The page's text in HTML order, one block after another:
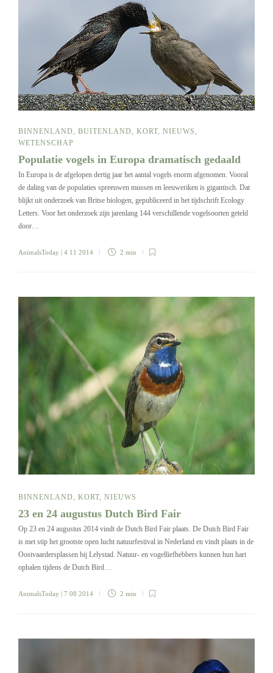
BINNENLAND, BUITENLAND, KORT, NIEUWS,
WETENSCHAP
Populatie vogels in Europa dramatisch gedaald
In Europa is de afgelopen dertig jaar het aantal vogels enorm afgenomen. Vooral
de daling van de populaties spreeuwen mussen en leeuweriken is gigantisch. Dat
blijkt uit onderzoek van Britse biologen, gepubliceerd in het tijdschrift Ecology
Letters. Voor het onderzoek zijn jarenlang 144 verschillende vogelsoorten geteld
door…
AnimalsToday | 4 11 2014 2 min
BINNENLAND, KORT, NIEUWS
23 en 24 augustus Dutch Bird Fair
Op 23 en 24 augustus 2014 vindt de Dutch Bird Fair plaats. De Dutch Bird Fair
is met stip het grootste open lucht natuurfestival in Nederland en vindt plaats in de
Oostvaardersplassen bij Lelystad. Natuur- en vogelliefhebbers kunnen hun hart
ophalen tijdens de Dutch Bird…
AnimalsToday | 7 08 2014 2 min